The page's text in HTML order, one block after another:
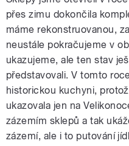
přes zimu dokončila
máme rekonstruovanou,
neustále pokračujeme v
ukazujeme, ale ten stav
představovali. V tomto
historickou kuchyni,
ukazovala jen na
zázemím sklepů a tak
zázemí, ale i to putování